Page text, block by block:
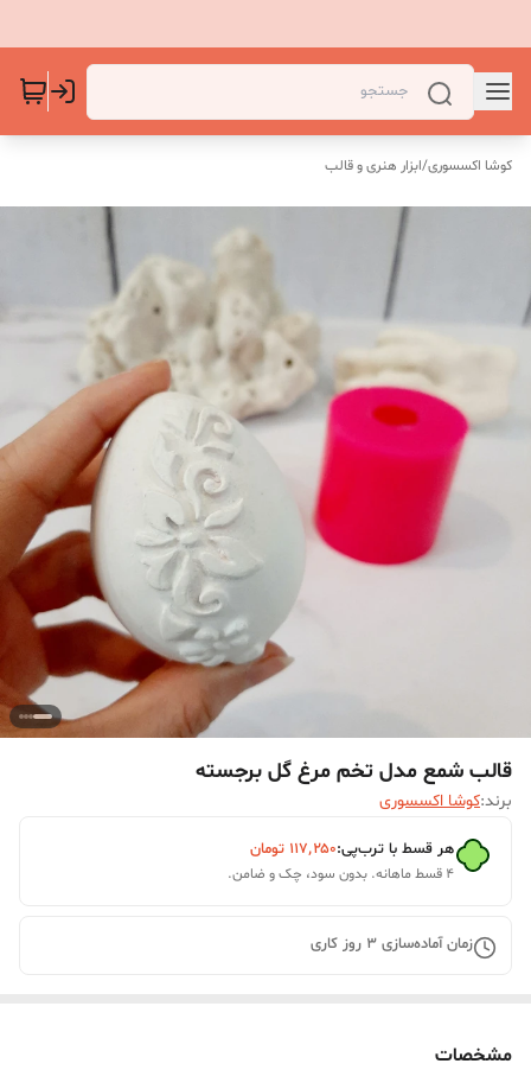
کوشا اکسسوری/ابزار هنری و قالب
قالب شمع مدل تخم مرغ گل برجسته
برند:کوشا اکسسوری
هر قسط با ترب‌پی:۱۱۷٬۲۵۰ تومان
۴ قسط ماهانه. بدون سود، چک و ضامن.
زمان آماده‌سازی 3 روز کاری
مشخصات